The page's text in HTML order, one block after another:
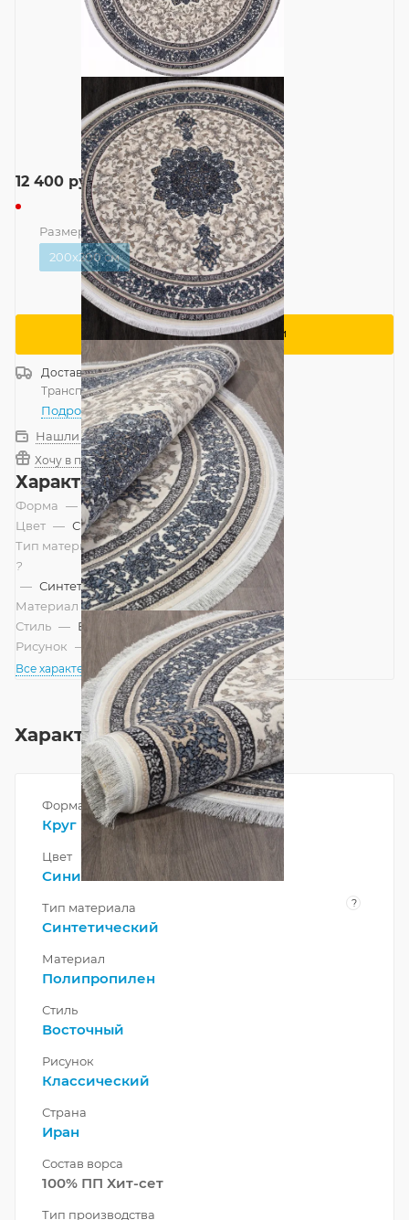
12 400 руб.
Размер — 200x200 см
200x200 см
Сообщить о поступлении
ДоставкаРоссия
Транспортной компанией—бесплатно
Подробнее
Нашли дешевле?
Хочу в подарок
Характеристики
Форма — Круг
Цвет — Синий
Тип материала
?
— Синтетический
Материал — Полипропилен
Стиль — Восточный
Рисунок — Классический
Все характеристики
Характеристики
Форма
Круг
Цвет
Синий
Тип материала ?
Синтетический
Материал
Полипропилен
Стиль
Восточный
Рисунок
Классический
Страна
Иран
Состав ворса
100% ПП Хит-сет
Тип производства